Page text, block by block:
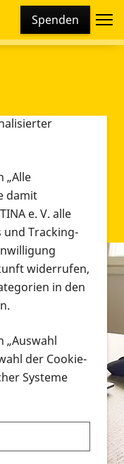
Spenden
Infonmaterial
herunterladen
zum
Cookies und
Cookies und
„Alle
damit
e. V. alle
und Tracking-
widerrufen,
in den
„Auswahl
der Cookie-
Systeme